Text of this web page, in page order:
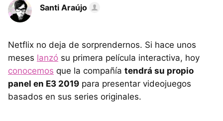
Santi Araújo
Netflix no deja de sorprendernos. Si hace unos
meses lanzó su primera película interactiva, hoy
conocemos que la compañía tendrá su propio
panel en E3 2019 para presentar videojuegos
basados en sus series originales.